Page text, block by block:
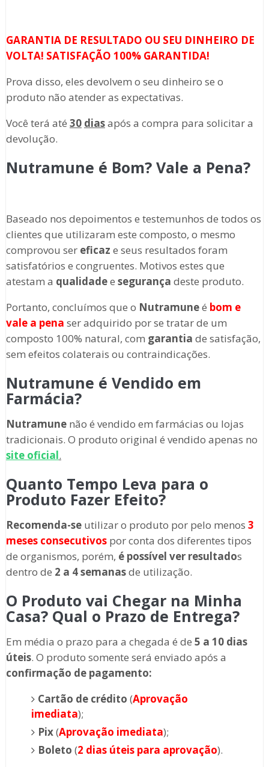
GARANTIA DE RESULTADO OU SEU DINHEIRO DE
VOLTA! SATISFAÇÃO 100% GARANTIDA!
Prova disso, eles devolvem o seu dinheiro se o
produto não atender as expectativas.
Você terá até 30 diasapós a compra para solicitar a
devolução.
Nutramune é Bom? Vale a Pena?
Baseado nos depoimentos e testemunhos de todos os
clientes que utilizaram este composto, o mesmo
comprovou ser eficaz e seus resultados foram
satisfatórios e congruentes. Motivos estes que
atestam a qualidadee segurança deste produto.
Portanto, concluímos que o Nutramuneé bom e
vale a pena ser adquirido por se tratar de um
composto 100% natural, com garantia de satisfação,
sem efeitos colaterais ou contraindicações.
Nutramune é Vendido em
Farmácia?
Nutramune não é vendido em farmácias ou lojas
tradicionais. O produto original é vendido apenas no
site oficial.
Quanto Tempo Leva para o
Produto Fazer Efeito?
Recomenda-seutilizar o produto por pelo menos 3
meses consecutivospor conta dos diferentes tipos
de organismos, porém, é possível ver resultados
dentro de 2 a 4 semanasde utilização.
O Produto vai Chegar na Minha
Casa? Qual o Prazo de Entrega?
Em média o prazo para a chegada é de 5 a 10 dias
úteis. O produto somente será enviado após a
confirmação de pagamento:
Cartão de crédito (Aprovação
imediata);
Pix(Aprovação imediata);
Boleto (2 dias úteis para aprovação).